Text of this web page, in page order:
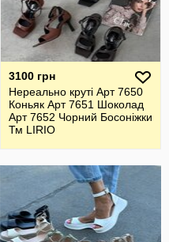
3100 грн
Нереально круті Арт 7650
Коньяк Арт 7651 Шоколад
Арт 7652 Чорний Босоніжки
Тм LIRIO